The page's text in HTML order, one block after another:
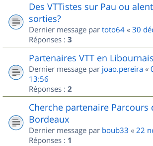
Des VTTistes sur Pau ou
sorties?
Dernier message par toto64 « 30
Réponses : 3
Partenaires VTT en Libournais
Dernier message par joao.pereira «
13:56
Réponses : 2
Cherche partenaire Parcours
Bordeaux
Dernier message par boub33 « 22
Réponses : 1